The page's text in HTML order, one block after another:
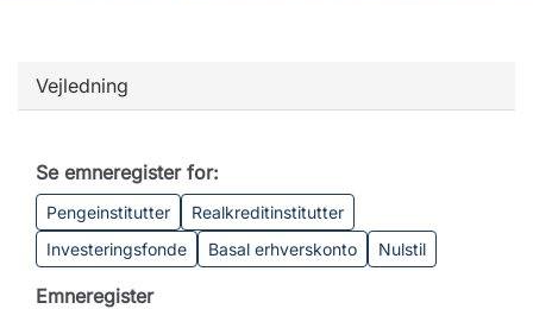
Vejledning
Se emneregister for:
Pengeinstitutter
Realkreditinstitutter
Investeringsfonde
Basal erhverskonto Nulstil
Emneregister